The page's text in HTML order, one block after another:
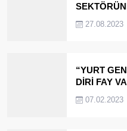
EDECEĞİZ’
27.08.2023
“YURT
DİRİ FAY
ÇINARCIK..
07.02.2023